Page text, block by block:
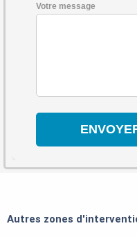
Votre message
Autres zones